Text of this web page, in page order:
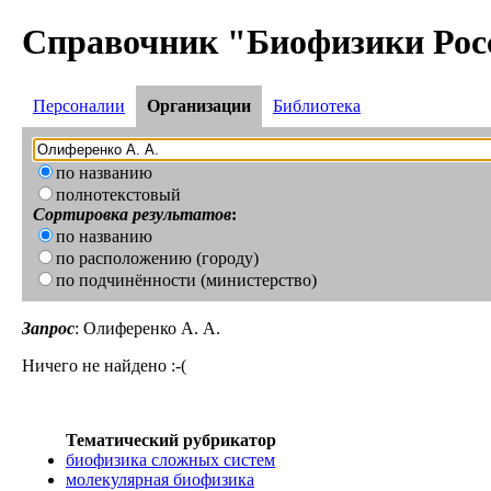
Справочник "Биофизики
Персоналии Организации Библиотека
по названию
полнотекстовый
Сортировка результатов:
по названию
по расположению (городу)
по подчинённости (министерство)
Запрос: Олиференко А. А.
Ничего не найдено :-(
Тематический рубрикатор
биофизика сложных систем
молекулярная биофизика